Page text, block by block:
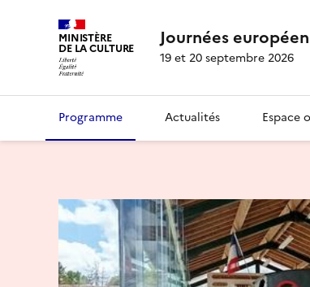
MINISTÈRE
DE LA CULTURE Journées
19 et 20 septembre 2026
Programme Actualités Espace